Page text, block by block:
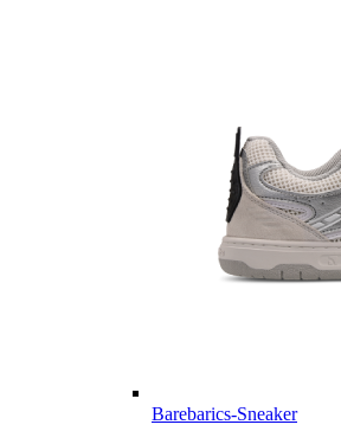
Barebarics-Sneaker